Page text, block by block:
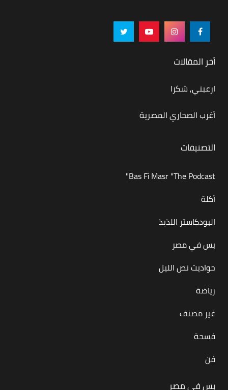
أخر المقالات
ارعبني, شكرا
أغرب الصحاري المصرية
التصنيفات
Bas Fi Masr "The Podcast"
أكلة
البودكاستر اللذيذ
بس في مصر
حواديت نص الليل
رياضة
غير مصنف
فسحة
فن
بس في مصر